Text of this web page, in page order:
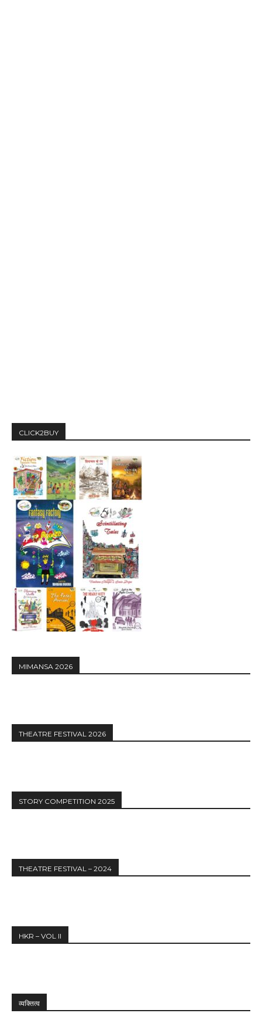
CLICK2BUY
MIMANSA 2026
THEATRE FESTIVAL 2026
STORY COMPETITION 2025
THEATRE FESTIVAL – 2024
HKR – VOL II
व्यक्तित्व